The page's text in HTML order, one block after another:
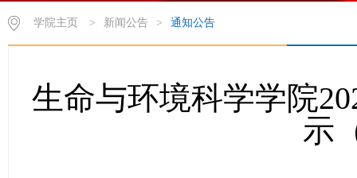
学院主页 > 新闻公告 > 通知公告
生命与环境科学学院
示